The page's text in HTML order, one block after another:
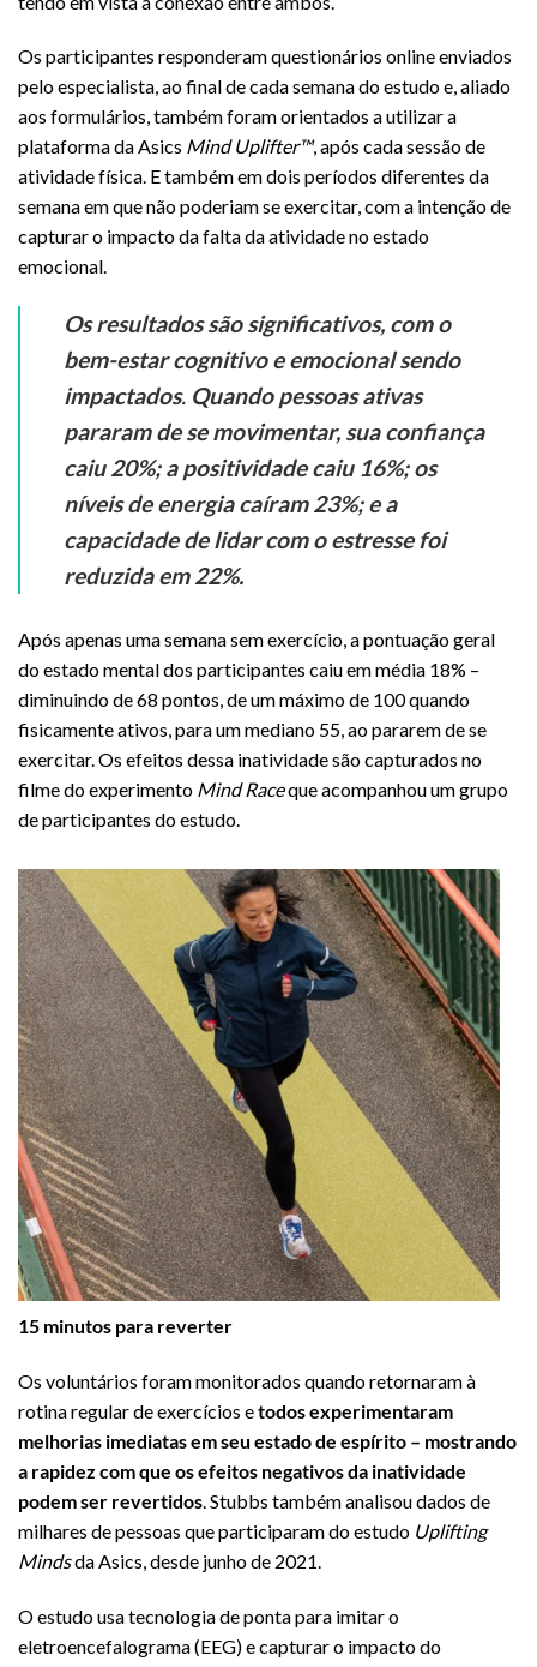
Os participantes responderam questionários online enviados
pelo especialista, ao final de cada semana do estudo e, aliado
aos formulários, também foram orientados a utilizar a
plataforma da Asics Mind Uplifter™, após cada sessão de
atividade física. E também em dois períodos diferentes da
semana em que não poderiam se exercitar, com a intenção de
capturar o impacto da falta da atividade no estado
emocional.
Os resultados são significativos, com o
bem-estar cognitivo e emocional sendo
impactados. Quando pessoas ativas
pararam de se movimentar, sua confiança
caiu 20%; a positividade caiu 16%; os
níveis de energia caíram 23%; e a
capacidade de lidar com o estresse foi
reduzida em 22%.
Após apenas uma semana sem exercício, a pontuação geral
do estado mental dos participantes caiu em média 18% –
diminuindo de 68 pontos, de um máximo de 100 quando
fisicamente ativos, para um mediano 55, ao pararem de se
exercitar. Os efeitos dessa inatividade são capturados no
filme do experimento Mind Raceque acompanhou um grupo
de participantes do estudo.
15 minutos para reverter
Os voluntários foram monitorados quando retornaram à
rotina regular de exercícios etodos experimentaram
melhorias imediatas em seu estado de espírito – mostrando
a rapidez com que os efeitos negativos da inatividade
podem ser revertidos . Stubbs também analisou dados de
milhares de pessoas que participaram do estudo Uplifting
Mindsda Asics, desde junho de 2021.
O estudo usa tecnologia de ponta para imitar o
eletroencefalograma (EEG) e capturar o impacto do